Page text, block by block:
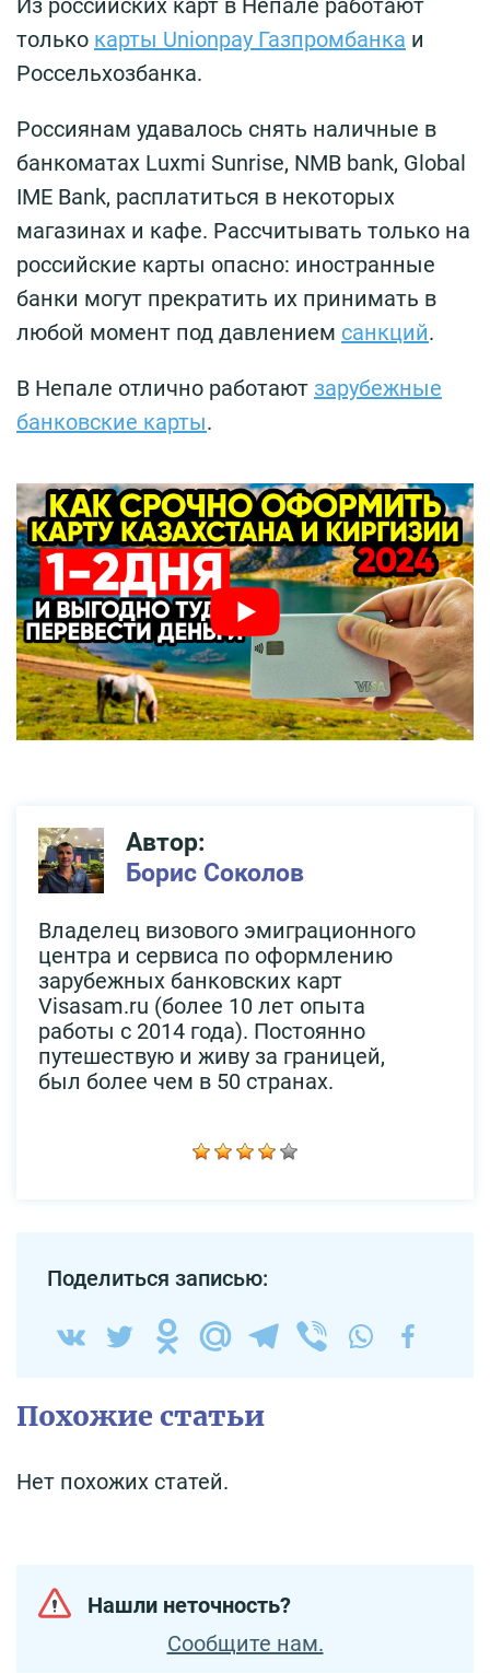
Из российских карт в Непале работают
только карты Unionpay Газпромбанка и
Россельхозбанка.
Россиянам удавалось снять наличные в
банкоматах Luxmi Sunrise, NMB bank, Global
IME Bank, расплатиться в некоторых
магазинах и кафе. Рассчитывать только на
российские карты опасно: иностранные
банки могут прекратить их принимать в
любой момент под давлением санкций.
В Непале отлично работают зарубежные
банковские карты.
Автор:
Борис Соколов
Владелец визового эмиграционного
центра и сервиса по оформлению
зарубежных банковских карт
Visasam.ru (более 10 лет опыта
работы с 2014 года). Постоянно
путешествую и живу за границей,
был более чем в 50 странах.
Поделиться записью:
Похожие статьи
Нет похожих статей.
Нашли неточность?
Сообщите нам.